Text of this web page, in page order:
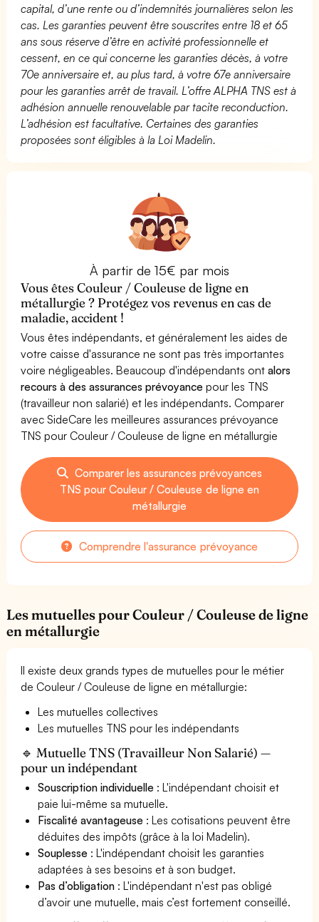
capital, d’une rente ou d’indemnités journalières selon les
cas. Les garanties peuvent être souscrites entre 18 et 65
ans sous réserve d’être en activité professionnelle et
cessent, en ce qui concerne les garanties décès, à votre
70e anniversaire et, au plus tard, à votre 67e anniversaire
pour les garanties arrêt de travail. L’offre ALPHA TNS est à
adhésion annuelle renouvelable par tacite reconduction.
L’adhésion est facultative. Certaines des garanties
proposées sont éligibles à la Loi Madelin.
À partir de 15€ par mois
Vous êtes Couleur / Couleuse de ligne en
métallurgie ? Protégez vos revenus en cas de
maladie, accident !
Vous êtes indépendants, et généralement les aides de
votre caisse d'assurance ne sont pas très importantes
voire négligeables. Beaucoup d'indépendants ontalors
recours à des assurances prévoyance pour les TNS
(travailleur non salarié) et les indépendants. Comparer
avec SideCare les meilleures assurances prévoyance
TNS pour Couleur / Couleuse de ligne en métallurgie
Comparer les assurances prévoyances
TNS pour Couleur / Couleuse de ligne en
métallurgie
Comprendre l'assurance prévoyance
Les mutuelles pour Couleur / Couleuse de ligne
en métallurgie
Il existe deux grands types de mutuelles pour le métier
de Couleur / Couleuse de ligne en métallurgie:
Les mutuelles collectives
Les mutuelles TNS pour les indépendants
🔹 Mutuelle TNS (Travailleur Non Salarié) —
pour un indépendant
Souscription individuelle : L'indépendant choisit et
paie lui-même sa mutuelle.
Fiscalité avantageuse : Les cotisations peuvent être
déduites des impôts (grâce à la loi Madelin).
Souplesse : L'indépendant choisit les garanties
adaptées à ses besoins et à son budget.
Pas d’obligation : L'indépendant n'est pas obligé
d’avoir une mutuelle, mais c’est fortement conseillé.